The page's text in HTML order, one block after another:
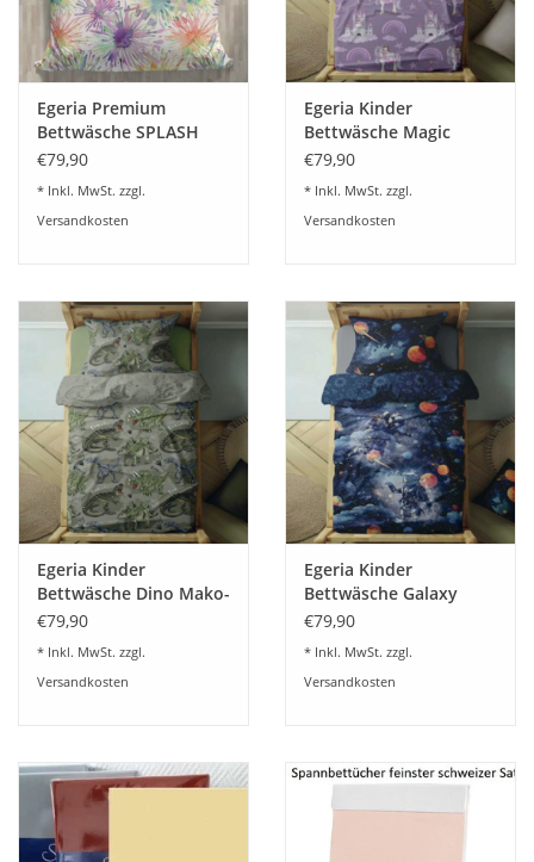
Material:100% Baumwolle (Makro-Satin)
Maße:Bettbezug: 135x200cm, Kissen 80x80cm
Oberfläche:Glatt, weich mit edlem Seidenglanz
Pflege:Waschbar bis 60°C, Trocknergeeignet, Bugelfrei
Zertifizierung:
Egeria Premium
Bettwäsche SPLASH
Mako-Satin 135x200
€79,90
* Inkl. MwSt. zzgl.
Versandkosten
Egeria Kinder
Bettwäsche Magic
Mako-Satin 135x200
€79,90
* Inkl. MwSt. zzgl.
Versandkosten
Egeria Kinder
Bettwäsche Dino Mako-
Satin 135x200
€79,90
* Inkl. MwSt. zzgl.
Versandkosten
Egeria Kinder
Bettwäsche Galaxy
Mako-Satin 135x200
€79,90
* Inkl. MwSt. zzgl.
Versandkosten